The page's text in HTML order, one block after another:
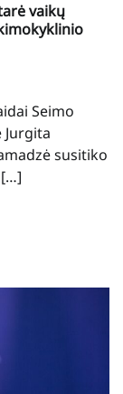
vaikų
Seimo
susitiko